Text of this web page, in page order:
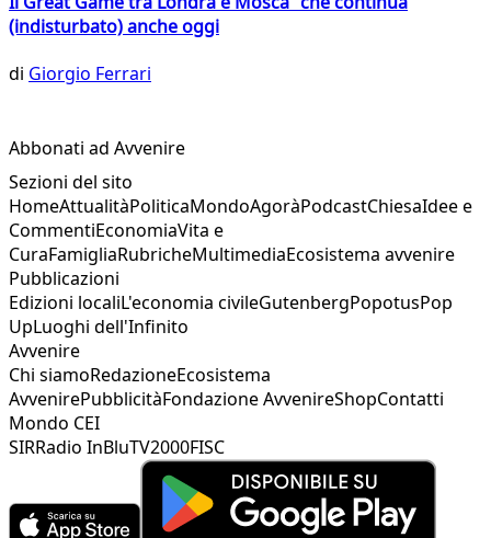
(indisturbato) anche oggi
di Giorgio Ferrari
Abbonati ad Avvenire
Sezioni del sito
HomeAttualitàPoliticaMondoAgoràPodcastChiesaIdee e
CommentiEconomiaVita e
CuraFamigliaRubricheMultimediaEcosistema avvenire
Pubblicazioni
Edizioni localiL'economia civileGutenbergPopotusPop
UpLuoghi dell'Infinito
Avvenire
Chi siamoRedazioneEcosistema
AvvenirePubblicitàFondazione AvvenireShopContatti
Mondo CEI
SIRRadio InBluTV2000FISC